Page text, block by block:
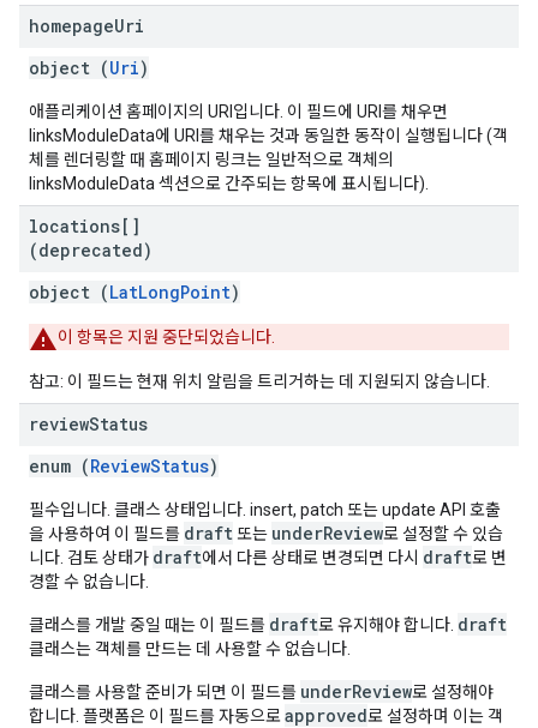
homepageUri
object (Uri)
애플리케이션 홈페이지의 URI입니다. 이 필드에 URI를 채우면
linksModuleData에 URI를 채우는 것과 동일한 동작이 실행됩니다 (객
체를 렌더링할 때 홈페이지 링크는 일반적으로 객체의
linksModuleData 섹션으로 간주되는 항목에 표시됩니다).
locations[]
(deprecated)
object (LatLongPoint)
이 항목은 지원 중단되었습니다.
참고: 이 필드는 현재 위치 알림을 트리거하는 데 지원되지 않습니다.
reviewStatus
enum (ReviewStatus)
필수입니다. 클래스 상태입니다. insert, patch 또는 update API 호출
을 사용하여 이 필드를 draft 또는 underReview로 설정할 수 있습
니다. 검토 상태가 draft에서 다른 상태로 변경되면 다시 draft로 변
경할 수 없습니다.
클래스를 개발 중일 때는 이 필드를 draft로 유지해야 합니다. draft
클래스는 객체를 만드는 데 사용할 수 없습니다.
클래스를 사용할 준비가 되면 이 필드를 underReview로 설정해야
합니다. 플랫폼은 이 필드를 자동으로approved로 설정하며 이는 객